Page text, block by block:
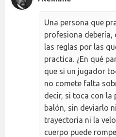
Una persona que
profesiona
las reglas por las
practica. ¿En qué
que si un jugador
no comete falta
decir, si toca con la
balón, sin deviarlo
trayectoria ni la
cuerpo puede